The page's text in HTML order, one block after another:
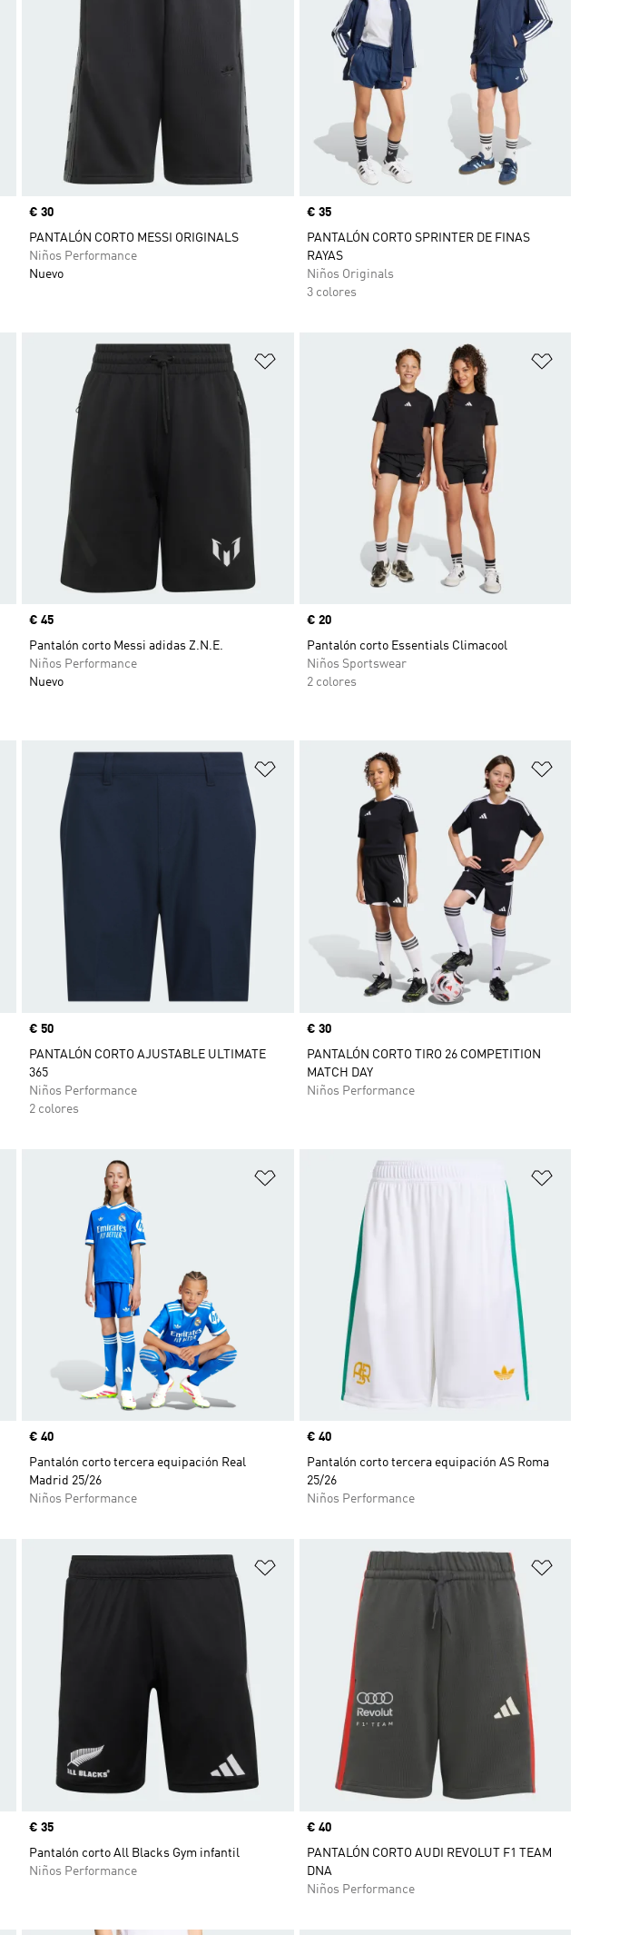
Precio
€ 30
PANTALÓN CORTO MESSI ORIGINALS
Niños Performance
Nuevo
Precio
€ 35
PANTALÓN CORTO SPRINTER DE FINAS
RAYAS
Niños Originals
3 colores
Añadir a la lista de deseos Añadir a la lista de deseos
Precio
€ 45
Pantalón corto Messi adidas Z.N.E.
Niños Performance
Nuevo
Precio
€ 20
Pantalón corto Essentials Climacool
Niños Sportswear
2 colores
Añadir a la lista de deseos Añadir a la lista de deseos
Precio
€ 50
PANTALÓN CORTO AJUSTABLE ULTIMATE
365
Niños Performance
2 colores
Precio
€ 30
PANTALÓN CORTO TIRO 26 COMPETITION
MATCH DAY
Niños Performance
Añadir a la lista de deseos Añadir a la lista de deseos
Precio
€ 40
Pantalón corto tercera equipación Real
Madrid 25/26
Niños Performance
Precio
€ 40
Pantalón corto tercera equipación AS Roma
25/26
Niños Performance
Añadir a la lista de deseos Añadir a la lista de deseos
Precio
€ 35
Pantalón corto All Blacks Gym infantil
Niños Performance
Precio
€ 40
PANTALÓN CORTO AUDI REVOLUT F1 TEAM
DNA
Niños Performance